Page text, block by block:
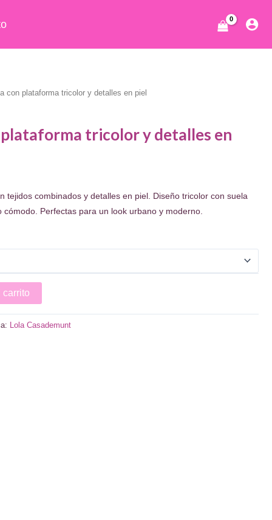
con plataforma tricolor y detalles en piel
tricolor y detalles en
tejidos combinados y detalles en piel. Diseño tricolor con suela
Perfectas para un look urbano y moderno.
carrito
Lola Casademunt